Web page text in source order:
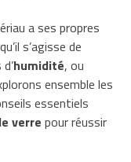
a ses propres
s’agisse de
humidité, ou
ensemble les
essentiels
verre pour réussir